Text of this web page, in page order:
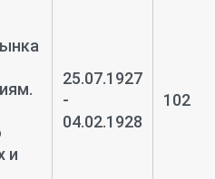
и
25.07.1927
-
04.02.1928
102